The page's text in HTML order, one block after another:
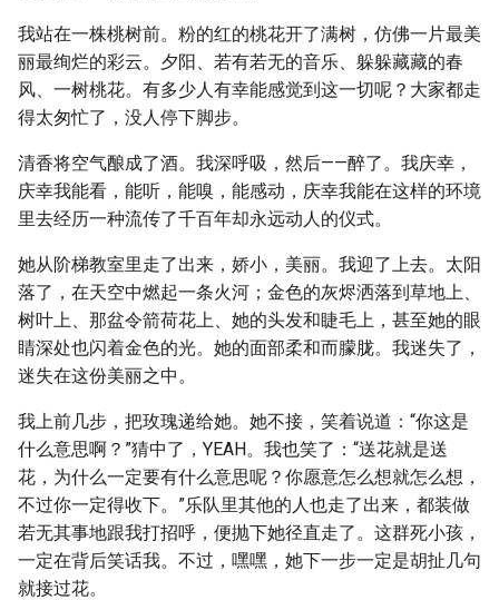
我站在一株桃树前。粉的红的桃花开了满树，仿佛一片最美
丽最绚烂的彩云。夕阳、若有若无的音乐、躲躲藏藏的春
风、一树桃花。有多少人有幸能感觉到这一切呢？大家都走
得太匆忙了，没人停下脚步。
清香将空气酿成了酒。我深呼吸，然后——醉了。我庆幸，
庆幸我能看，能听，能嗅，能感动，庆幸我能在这样的环境
里去经历一种流传了千百年却永远动人的仪式。
她从阶梯教室里走了出来，娇小，美丽。我迎了上去。太阳
落了，在天空中燃起一条火河；金色的灰烬洒落到草地上、
树叶上、那盆令箭荷花上、她的头发和睫毛上，甚至她的眼
睛深处也闪着金色的光。她的面部柔和而朦胧。我迷失了，
迷失在这份美丽之中。
我上前几步，把玫瑰递给她。她不接，笑着说道：“你这是
什么意思啊？”猜中了，YEAH。我也笑了：“送花就是送
花，为什么一定要有什么意思呢？你愿意怎么想就怎么想，
不过你一定得收下。”乐队里其他的人也走了出来，都装做
若无其事地跟我打招呼，便抛下她径直走了。这群死小孩，
一定在背后笑话我。不过，嘿嘿，她下一步一定是胡扯几句
就接过花。